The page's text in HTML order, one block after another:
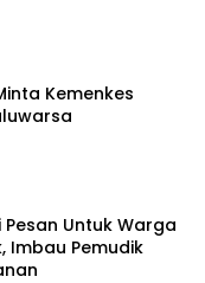
Kemenkes
Untuk Warga
Imbau Pemudik